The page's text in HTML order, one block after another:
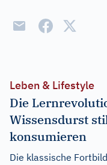
Leben & Lifestyle
Die
Wissensdurst
konsumieren
Die klassische